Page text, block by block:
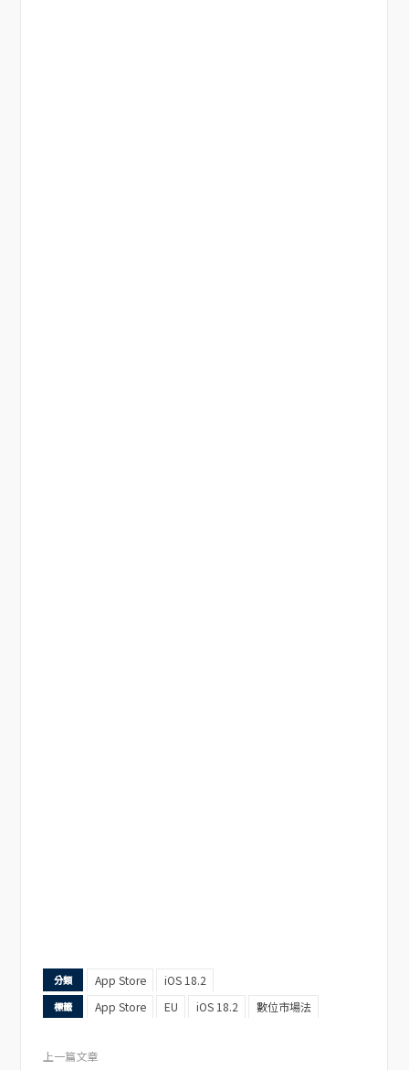
分類 App Store iOS 18.2
標籤 App Store EU iOS 18.2 數位市場法
上一篇文章